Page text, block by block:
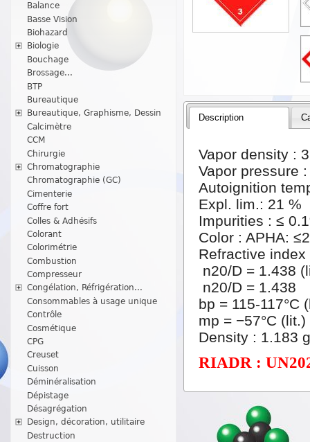
Balance
Basse Vision
Biohazard
Biologie
Bouchage
Brossage...
BTP
Bureautique
Bureautique, Graphisme, Dessin
Calcimètre
CCM
Chirurgie
Chromatographie
Chromatographie (GC)
Cimenterie
Coffre fort
Colles & Adhésifs
Colorant
Colorimétrie
Combustion
Compresseur
Congélation, Réfrigération...
Consommables à usage unique
Contrôle
Cosmétique
CPG
Creuset
Cuisson
Déminéralisation
Dépistage
Désagrégation
Design, décoration, utilitaire
Destruction
Description
Vapor density :
Vapor pressure
Autoignition
Expl. lim.: 21 %
Impurities : ≤
Color : APHA:
Refractive index
n20/D = 1.438
n20/D = 1.438
bp = 115-117°C
mp = −57°C (lit.)
Density : 1.183
RIADR :